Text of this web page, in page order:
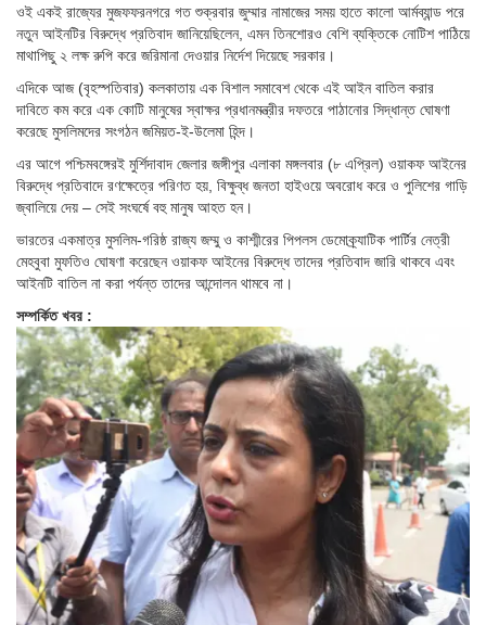
ওই একই রাজ্যের মুজফফরনগরে গত শুক্রবার জুম্মার নামাজের সময় হাতে কালো আর্মব্যান্ড পরে
নতুন আইনটির বিরুদ্ধে প্রতিবাদ জানিয়েছিলেন, এমন তিনশোরও বেশি ব্যক্তিকে নোটিশ পাঠিয়ে
মাথাপিছু ২ লক্ষ রুপি করে জরিমানা দেওয়ার নির্দেশ দিয়েছে সরকার।
এদিকে আজ (বৃহস্পতিবার) কলকাতায় এক বিশাল সমাবেশ থেকে এই আইন বাতিল করার
দাবিতে কম করে এক কোটি মানুষের স্বাক্ষর প্রধানমন্ত্রীর দফতরে পাঠানোর সিদ্ধান্ত ঘোষণা
করেছে মুসলিমদের সংগঠন জমিয়ত-ই-উলেমা হিন্দ।
এর আগে পশ্চিমবঙ্গেরই মুর্শিদাবাদ জেলার জঙ্গীপুর এলাকা মঙ্গলবার (৮ এপ্রিল) ওয়াকফ আইনের
বিরুদ্ধে প্রতিবাদে রণক্ষেত্রে পরিণত হয়, বিক্ষুব্ধ জনতা হাইওয়ে অবরোধ করে ও পুলিশের গাড়ি
জ্বালিয়ে দেয় – সেই সংঘর্ষে বহু মানুষ আহত হন।
ভারতের একমাত্র মুসলিম-গরিষ্ঠ রাজ্য জম্মু ও কাশ্মীরের পিপলস ডেমোক্র্যাটিক পার্টির নেত্রী
মেহবুবা মুফতিও ঘোষণা করেছেন ওয়াকফ আইনের বিরুদ্ধে তাদের প্রতিবাদ জারি থাকবে এবং
আইনটি বাতিল না করা পর্যন্ত তাদের আন্দোলন থামবে না।
সম্পর্কিত খবর :